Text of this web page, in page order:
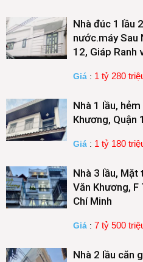
Nhà đúc 1 lầu
nước.máy Sau
12, Giáp Ranh
Giá : 1 tỷ 280
Nhà 1 lầu,
Khương, Quận
Giá : 1 tỷ 180
Nhà 3 lầu, Mặt
Văn Khương,
Chí Minh
Giá : 7 tỷ 500
Nhà 2 lầu căn